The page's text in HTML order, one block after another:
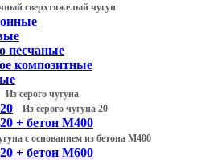
сверхтяжелый чугун
песчаные
композитные
Из серого чугуна
Из серого чугуна 20
+ бетон М400
с основанием из бетона М400
+ бетон М600